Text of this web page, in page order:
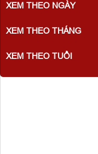
XEM THEO NGÀY
XEM THEO THÁNG
XEM THEO TUỔI